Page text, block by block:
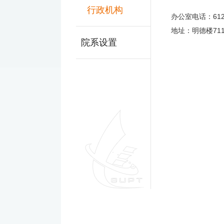
行政机构
院系设置
办公室电话：
地址：明德楼711